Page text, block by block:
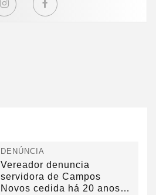
DENÚNCIA
Vereador denuncia
servidora de Campos
Novos cedida há 20 anos